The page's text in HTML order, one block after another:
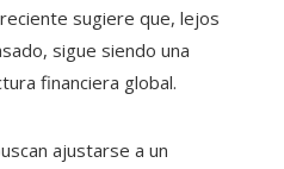
sugiere que, lejos
sigue siendo una
financiera global.
ajustarse a un